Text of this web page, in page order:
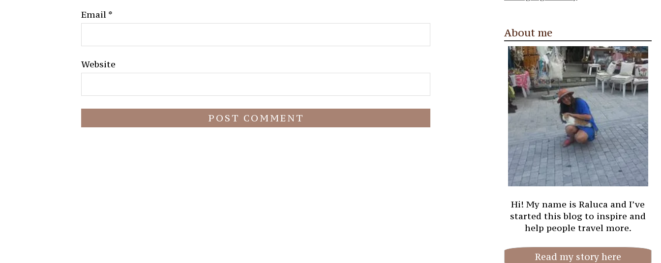
Email *
Website
About me
Hi! My name is Raluca and I’ve
started this blog to inspire and
help people travel more.
Read my story here